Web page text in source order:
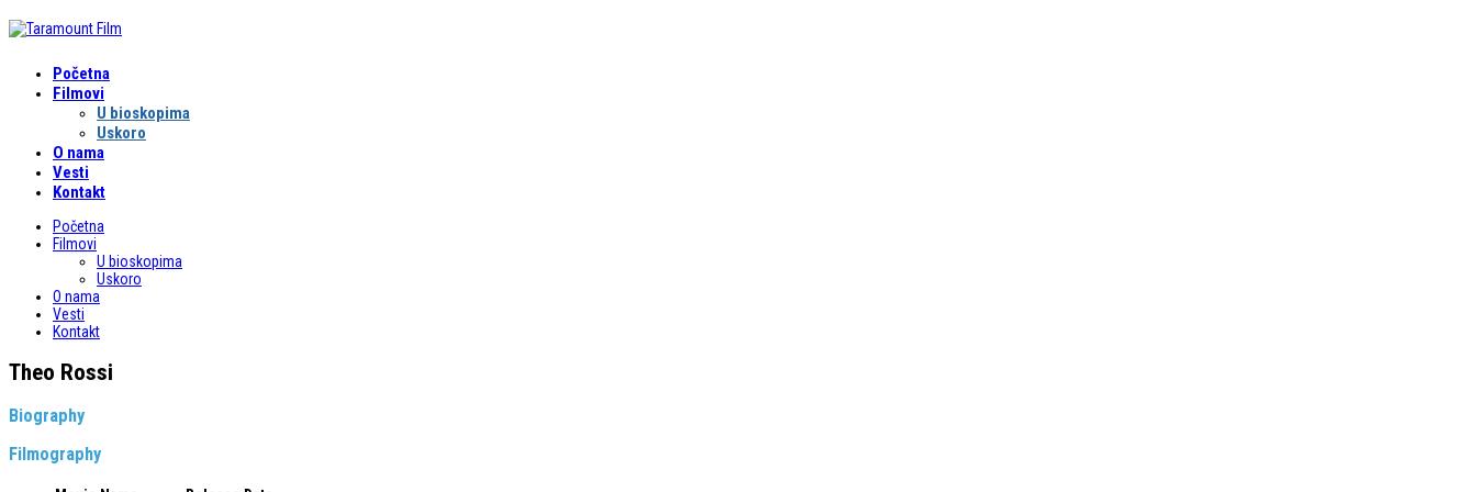
Početna
Filmovi
U bioskopima
Uskoro
O nama
Vesti
Kontakt
Početna
Filmovi
U bioskopima
Uskoro
O nama
Vesti
Kontakt
Theo Rossi
Biography
Filmography